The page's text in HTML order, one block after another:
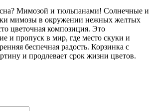
Мимозой и тюльпанами! Солнечные и
мимозы в окружении нежных желтых
цветочная композиция. Это
и пропуск в мир, где место скуки и
беспечная радость. Корзинка с
и продлевает срок жизни цветов.